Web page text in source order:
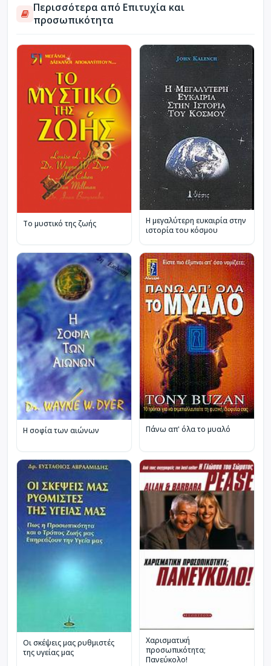
Περισσότερα από Επιτυχία και
προσωπικότητα
Το μυστικό της ζωής
Η μεγαλύτερη ευκαιρία στην
ιστορία του κόσμου
Η σοφία των αιώνων Πάνω απ' όλα το μυαλό
Οι σκέψεις μας ρυθμιστές
της υγείας μας
Χαρισματική
προσωπικότητα;
Πανεύκολο!